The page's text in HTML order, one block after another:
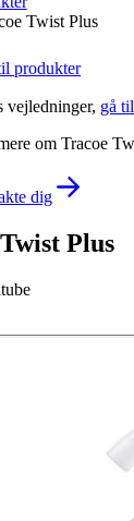
Twist Plus
Plus
produkter
vejledninger, gå
om Tracoe
dig